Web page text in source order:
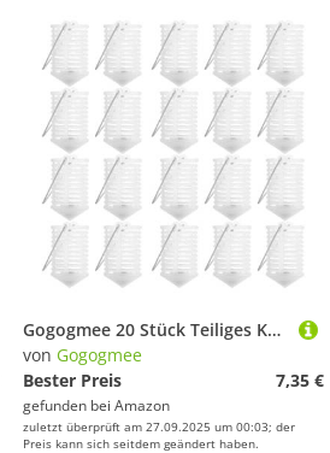
Gogogmee 20 Stück Teiliges Köderkorb Robustem Kunststoff Langlebiger Karpfenköderhalter für Meeres Süßwasserangeln Einfach zu Bedienen Zuverlässiges Fischfang zubehör für Reusen und
von Gogogmee
Bester Preis
7,35 €
gefunden bei Amazon
zuletzt überprüft am 27.09.2025 um 00:03; der
Preis kann sich seitdem geändert haben.